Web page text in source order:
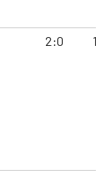
2:0 1:0